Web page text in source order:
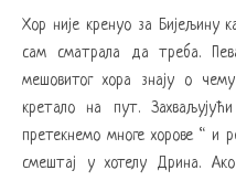
Хор није кренуо за Бијељину
сам сматрала да треба.
мешовитог хора знају о
кретало на пут.
претекнемо многе хорове “ и
смештај у хотелу Дрина.